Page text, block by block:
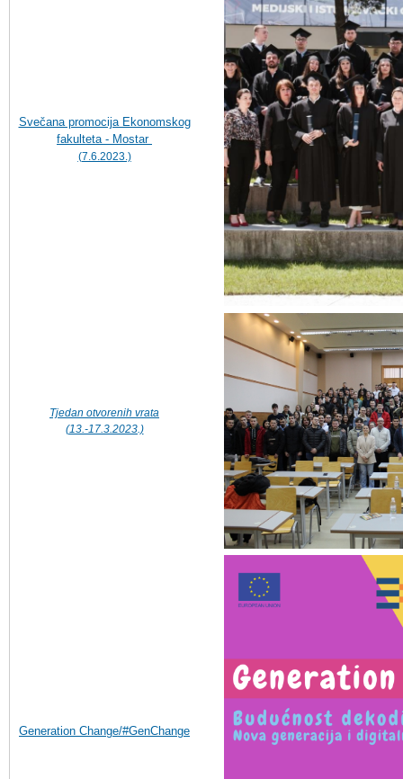
Svečana promocija Ekonomskog
fakulteta - Mostar
(7.6.2023.)
Tjedan otvorenih vrata
(13.-17.3.2023.)
Generation Change/#GenChange